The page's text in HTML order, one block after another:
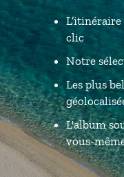
clic
Notre
Les plus
L'album
vous-